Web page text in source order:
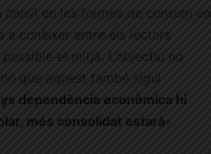
en les formes de consum en
a conèixer entre els lectors
el mitjà. L’objectiu no
que aquest també sigui
dependència econòmica hi
més consolidat estarà«.